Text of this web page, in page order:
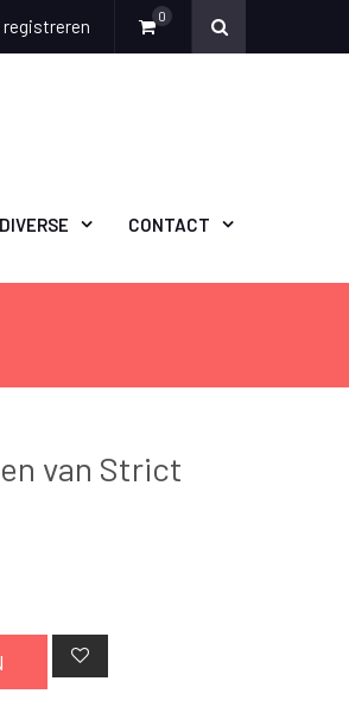
registreren 0
DIVERSE CONTACT
van Strict